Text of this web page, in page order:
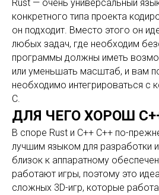
Rust — очень универсальный
конкретного типа проекта
он подходит. Вместо этого он
любых задач, где необходим
программы должны иметь
или уменьшать масштаб, и вам
необходимо интегрироваться с
C.
ДЛЯ ЧЕГО ХОРОШ
В споре Rust и C++ C++ по-
лучшим языком для разработки
близок к аппаратному
работают игры, поэтому это
сложных 3D-игр, которые